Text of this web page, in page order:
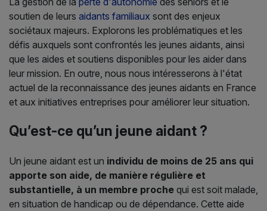
soutien de leurs aidants familiaux sont des enjeux
sociétaux majeurs. Explorons les problématiques et les
défis auxquels sont confrontés les jeunes aidants, ainsi
que les aides et soutiens disponibles pour les aider dans
leur mission. En outre, nous nous intéresserons à l'état
actuel de la reconnaissance des jeunes aidants en France
et aux initiatives entreprises pour améliorer leur situation.
Qu’est-ce qu’un jeune aidant ?
Un jeune aidant est un individu de moins de 25 ans qui
apporte son aide, de manière régulière et
substantielle, à un membre proche qui est soit malade,
en situation de handicap ou de dépendance. Cette aide